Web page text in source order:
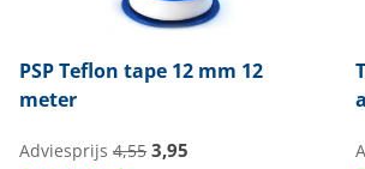
PSPTeflon tape 12 mm 12
meter
Adviesprijs 4,55 3,95